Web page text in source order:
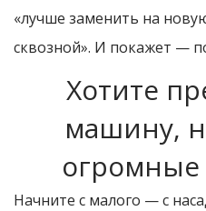
«лучше заменить на
сквозной». И покажет —
Хотите
машину,
Начните с малого — с